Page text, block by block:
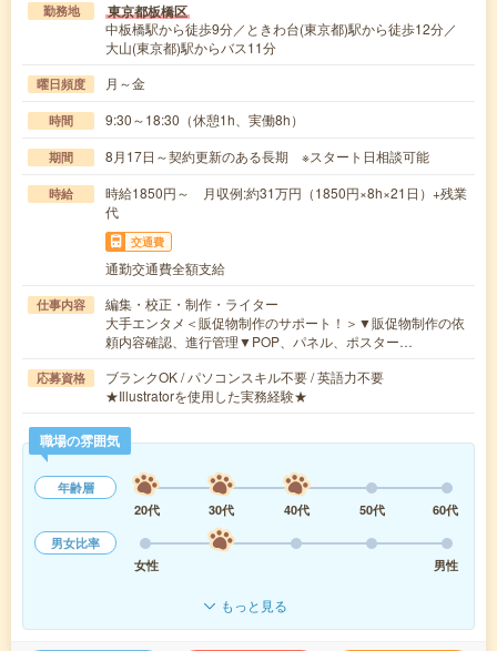
勤務地 東京都板橋区
中板橋駅から徒歩9分／ときわ台(東京都)駅から徒歩12分／
大山(東京都)駅からバス11分
曜日頻度 月～金
時間 9:30～18:30（休憩1h、実働8h）
期間 8月17日～契約更新のある長期 ※スタート日相談可能
時給
時給1850円～ 月収例:約31万円（1850円×8h×21日）+残業
代
交通費
通勤交通費全額支給
仕事内容
編集・校正・制作・ライター
大手エンタメ＜販促物制作のサポート！＞▼販促物制作の依
頼内容確認、進行管理▼POP、パネル、ポスター…
応募資格
ブランクOK / パソコンスキル不要 / 英語力不要
★Illustratorを使用した実務経験★
職場の雰囲気
年齢層
20代
30代 40代 50代
60代
男女比率
女性
男性
もっと見る